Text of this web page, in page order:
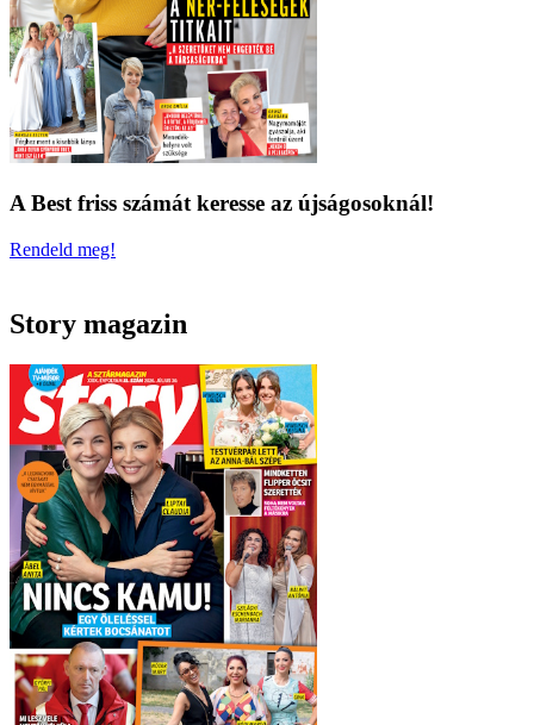
A Best friss számát keresse az újságosoknál!
Rendeld meg!
Story magazin